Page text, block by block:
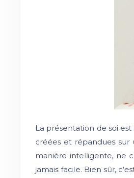
La présentation de soi
créées et répandues sur
manière intelligente, ne
jamais facile. Bien sûr,